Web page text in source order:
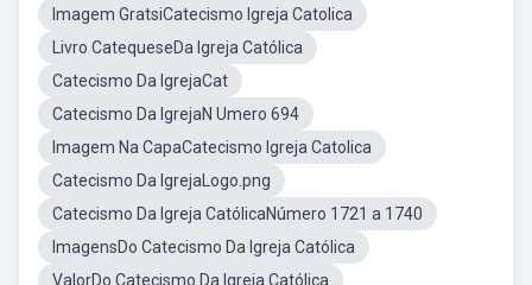
Imagem GratsiCatecismo Igreja Catolica
Livro CatequeseDa Igreja Católica
Catecismo Da IgrejaCat
Catecismo Da IgrejaN Umero 694
Imagem Na CapaCatecismo Igreja Catolica
Catecismo Da IgrejaLogo.png
Catecismo Da Igreja CatólicaNúmero 1721 a 1740
ImagensDo Catecismo Da Igreja Católica
ValorDo Catecismo Da Igreja Católica